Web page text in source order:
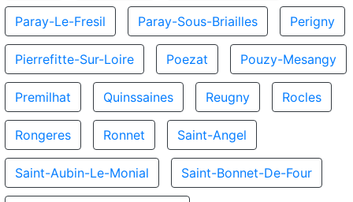
Paray-Le-Fresil Paray-Sous-Briailles Perigny
Pierrefitte-Sur-Loire Poezat Pouzy-Mesangy
Premilhat Quinssaines Reugny Rocles
Rongeres Ronnet Saint-Angel
Saint-Aubin-Le-Monial Saint-Bonnet-De-Four